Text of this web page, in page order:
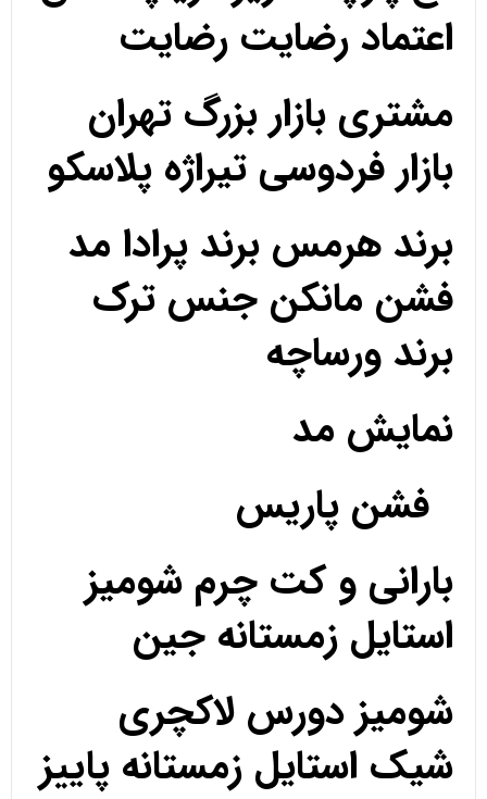
اعتماد رضایت رضایت
مشتری بازار بزرگ تهران
بازار فردوسی تیراژه پلاسکو
برند هرمس برند پرادا مد
فشن مانکن جنس ترک
برند ورساچه
نمایش مد
فشن پاریس
بارانی و کت چرم شومیز
استایل زمستانه جین
شومیز دورس لاکچری
شیک استایل زمستانه پاییز